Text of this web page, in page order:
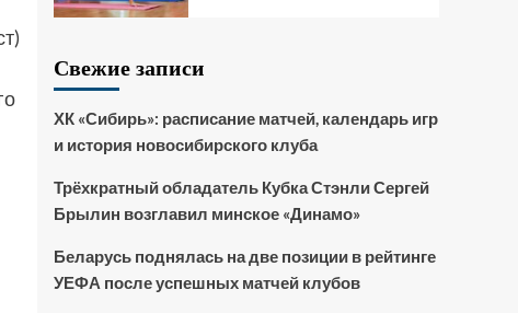
Свежие записи
ХК «Сибирь»: расписание матчей, календарь игр
и история новосибирского клуба
Трёхкратный обладатель Кубка Стэнли Сергей
Брылин возглавил минское «Динамо»
Беларусь поднялась на две позиции в рейтинге
УЕФА после успешных матчей клубов